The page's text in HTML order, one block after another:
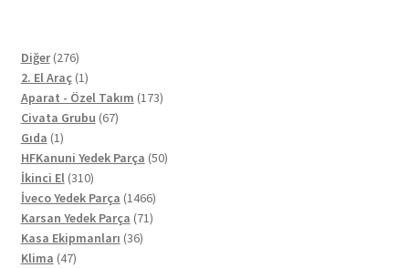
Diğer 276276
ürün
2. El Araç 11
ürün
Aparat - Özel Takım 173173
Civata Grubu 6767
Gıda 11
ürün
HFKanuni Yedek Parça 5050
İkinci El 310310
ürün
İveco Yedek Parça 14661466
ürün
Karsan Yedek Parça 7171
Kasa Ekipmanları 3636
Klima 4747